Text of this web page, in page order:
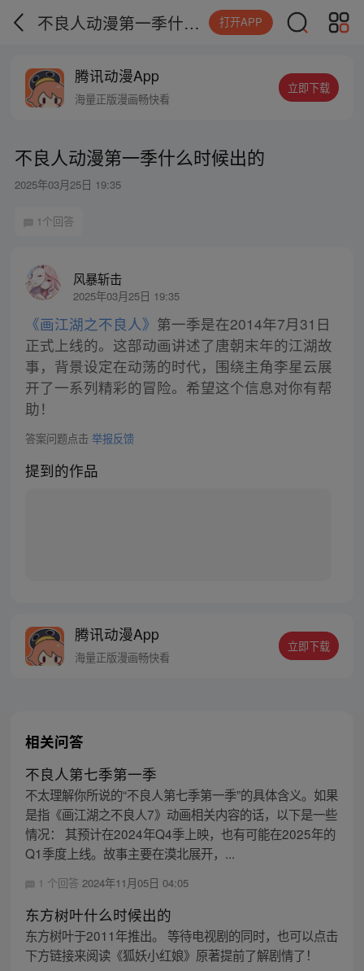
不良人动漫第一季什么时候出的 打开APP
腾讯动漫App
海量正版漫画畅快看
立即下载
不良人动漫第一季什么时候出的
2025年03月25日 19:35
1个回答
风暴斩击
2025年03月25日 19:35
《画江湖之不良人》 第一季是在2014年7月31日
正式上线的。这部动画讲述了唐朝末年的江湖故
事，背景设定在动荡的时代，围绕主角李星云展
开了一系列精彩的冒险。希望这个信息对你有帮
助！
答案问题点击 举报反馈
提到的作品
腾讯动漫App
海量正版漫画畅快看
立即下载
相关问答
不良人第七季第一季
不太理解你所说的“不良人第七季第一季”的具体含义。如果
是指《画江湖之不良人7》动画相关内容的话，以下是一些
情况： 其预计在2024年Q4季上映，也有可能在2025年的
Q1季度上线。故事主要在漠北展开，...
1 个回答 2024年11月05日 04:05
东方树叶什么时候出的
东方树叶于2011年推出。 等待电视剧的同时，也可以点击
下方链接来阅读《狐妖小红娘》原著提前了解剧情了！